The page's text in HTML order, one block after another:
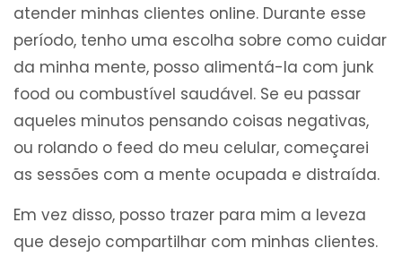
atender minhas clientes online. Durante esse
período, tenho uma escolha sobre como cuidar
da minha mente, posso alimentá-la com junk
food ou combustível saudável. Se eu passar
aqueles minutos pensando coisas negativas,
ou rolando o feed do meu celular, começarei
as sessões com a mente ocupada e distraída.
Em vez disso, posso trazer para mim a leveza
que desejo compartilhar com minhas clientes.